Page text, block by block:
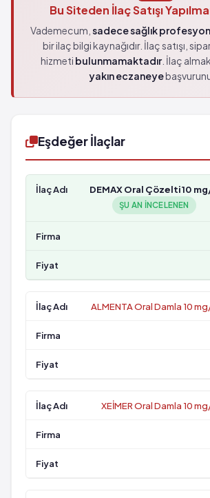
Bu Siteden İlaç Satışı
Vademecum, sadece sağlık
bir ilaç bilgi kaynağıdır. İlaç satışı,
hizmeti bulunmamaktadır. İlaç
yakın eczaneye
Eşdeğer İlaçlar
DEMAX Oral Çözelti 10
ŞU AN INCELENEN
ALMENTA Oral Damla 10
XEİMER Oral Damla 10